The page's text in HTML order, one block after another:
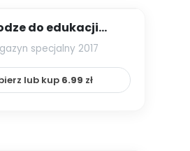
do edukacji
w Polsce – od
nauczani...
specjalny 2017
lub kup 6.99 zł